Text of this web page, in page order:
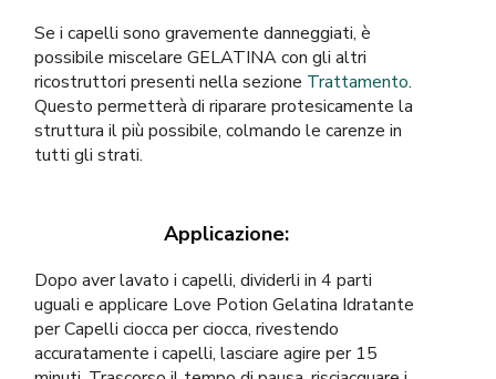
Se i capelli sono gravemente danneggiati, è
possibile miscelare GELATINA con gli altri
ricostruttori presenti nella sezione Trattamento.
Questo permetterà di riparare protesicamente la
struttura il più possibile, colmando le carenze in
tutti gli strati.
Applicazione:
Dopo aver lavato i capelli, dividerli in 4 parti
uguali e applicare Love Potion Gelatina Idratante
per Capelli ciocca per ciocca, rivestendo
accuratamente i capelli, lasciare agire per 15